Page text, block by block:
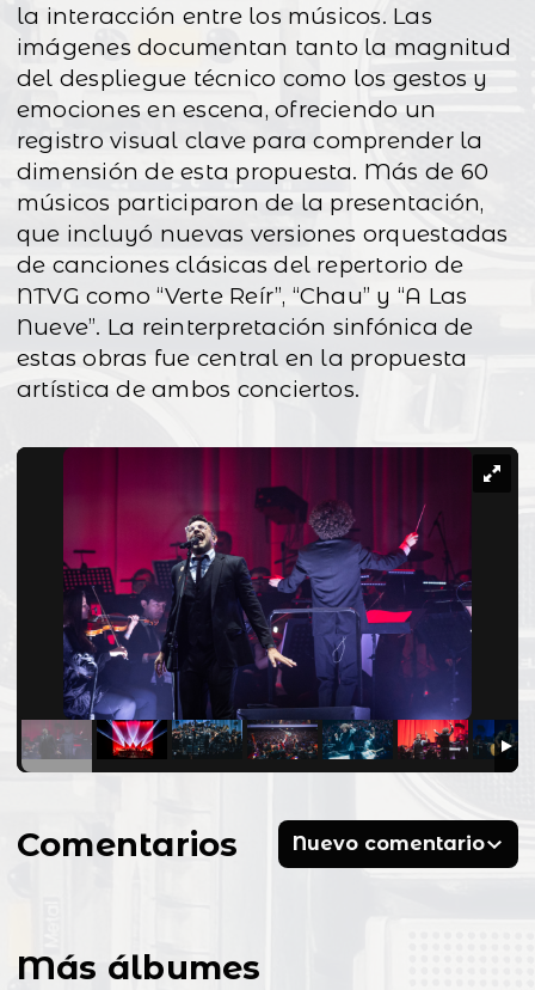
la interacción entre los músicos. Las
imágenes documentan tanto la magnitud
del despliegue técnico como los gestos y
emociones en escena, ofreciendo un
registro visual clave para comprender la
dimensión de esta propuesta. Más de 60
músicos participaron de la presentación,
que incluyó nuevas versiones orquestadas
de canciones clásicas del repertorio de
NTVG como “Verte Reír”, “Chau” y “A Las
Nueve”. La reinterpretación sinfónica de
estas obras fue central en la propuesta
artística de ambos conciertos.
Más álbumes
Comentarios Nuevo comentario